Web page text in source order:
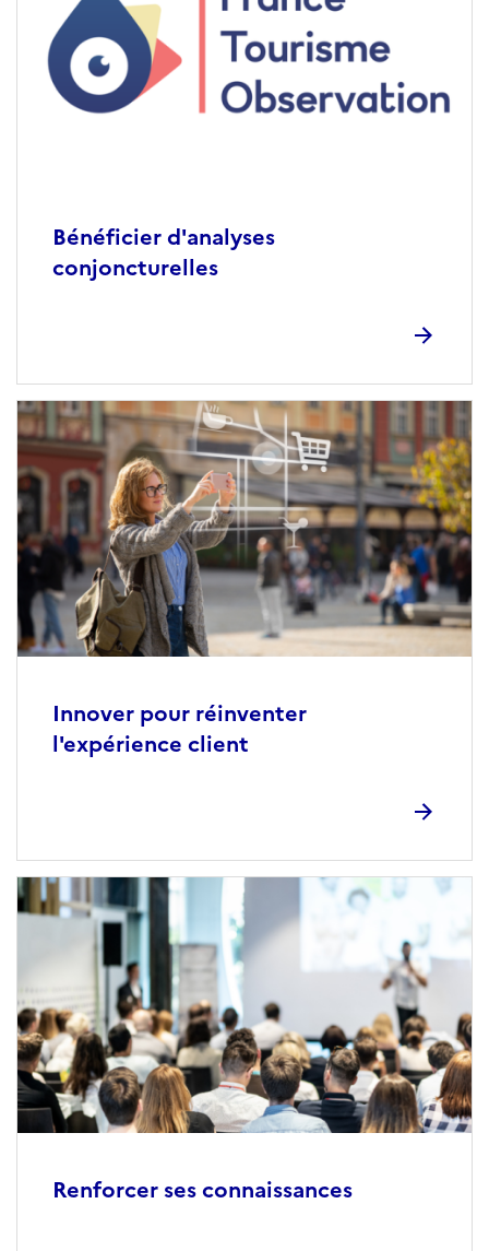
Bénéficier d'analyses
conjoncturelles
Innover pour réinventer
l'expérience client
Renforcer ses connaissances